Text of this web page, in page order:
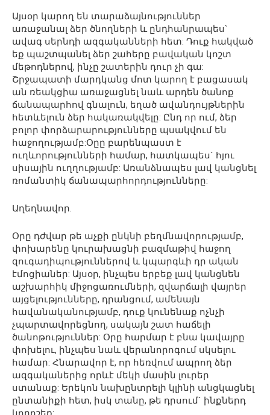
Այսօր կարող են տարաձայնություններ
առաջանալ ձեր ծնողների և ընդհանրապես`
ավագ սերնդի ազգականների հետ: Դուք հակված
եք պաշտպանել ձեր շահերը բավական կոշտ
մեթոդներով, ինչը շատերին դուր չի գա:
Շրջապատի մարդկանց մոտ կարող է բացասակ
ան ռեակցիա առաջացնել նաև արդեն ծանոք
ճանապարհով գնալուն, եղած ավանդույթներին
հետևելուն ձեր հակառակվելը: Ընդ որ ում, ձեր
բոլոր փորձարարությունները պսակվում են
հաջողությամբ:Օըը բարենպաստ է
ուղևորությունների համար, հատկապես` հյու
սիսային ուղղությամբ: Առանձնապես լավ կանցնել
ռոմանտիկ ճանապարհորդությունները:
Աղեղնավոր.
Օրը դժվար թե աչքի ընկնի բեղմնավորությամբ,
փոխարենը կուրախացնի բազմաթիվ հաջող
զուգադիպություններով և կպարգևի դր ական
էմոցիաներ: Այսօր, ինչպես երբեք լավ կանցնեն
աշխարհիկ միջոցառումների, զվարճալի վայրեր
այցելությունները, դրանցում, ամենայն
հավանականությամբ, դուք կունենաք ոչնչի
չպարտավորեցնող, սակայն շատ հաճելի
ծանոթություններ: Օրը հարմար է բնա կավայրը
փոխելու, ինչպես նաև վերանորոգում սկսելու
համար: Հնարավոր է, որ հեռվում ապրող ձեր
ազգականերից որևէ մեկի մասին լուրեր
ստանաք: Երեկոն նախընտրելի կլինի անցկացնել
ընտանիքի հետ, իսկ տանը, թե դրսում` ինքներդ